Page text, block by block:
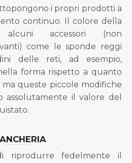
i propri prodotti a
continuo. Il colore della
accessori (non
come le sponde reggi
delle reti, ad esempio,
forma rispetto a quanto
queste piccole modifiche
assolutamente il valore del
riprodurre fedelmente il